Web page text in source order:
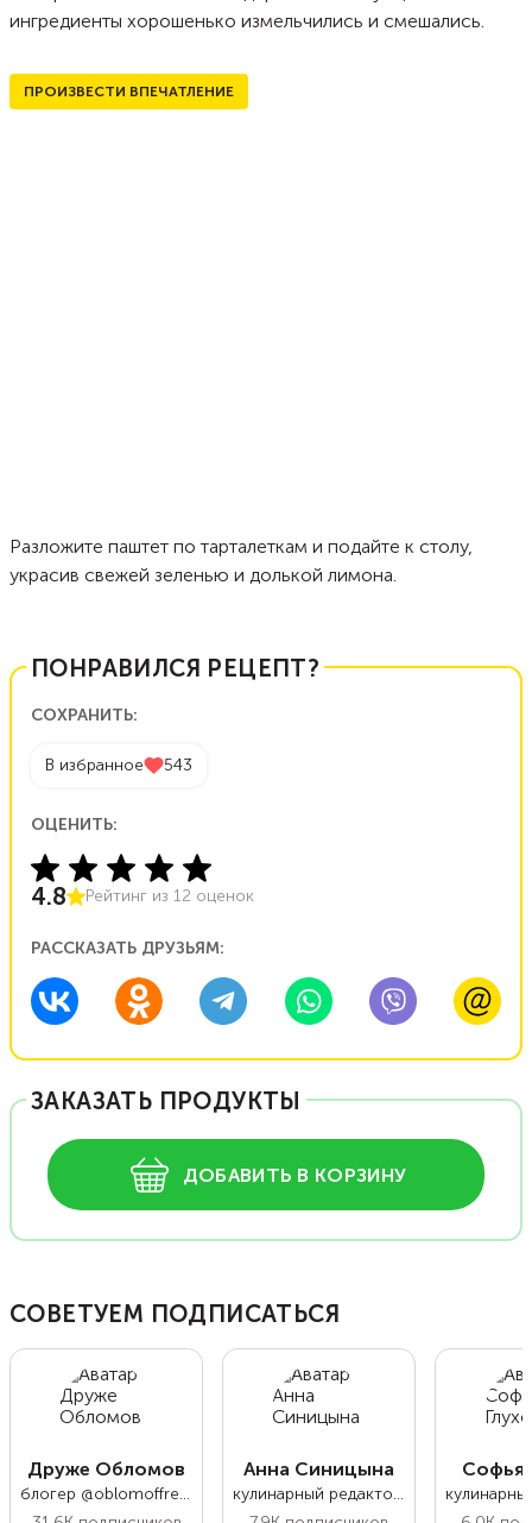
ингредиенты хорошенько измельчились и смешались.
ПРОИЗВЕСТИ ВПЕЧАТЛЕНИЕ
Разложите паштет по тарталеткам и подайте к столу,
украсив свежей зеленью и долькой лимона.
ПОНРАВИЛСЯ РЕЦЕПТ?
СОХРАНИТЬ:
В избранное 543
ОЦЕНИТЬ:
4.8 Рейтинг из 12 оценок
РАССКАЗАТЬ ДРУЗЬЯМ:
ЗАКАЗАТЬ ПРОДУКТЫ
ДОБАВИТЬ В КОРЗИНУ
СОВЕТУЕМ ПОДПИСАТЬСЯ
Друже Обломов
блогер @oblomoffrecipe
Анна Синицына
кулинарный редактор Food.ru
Софья